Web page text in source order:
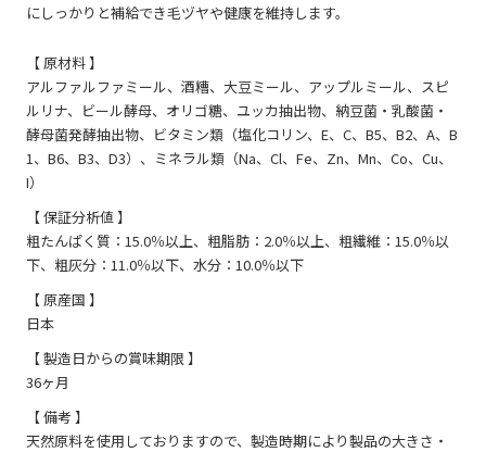
にしっかりと補給でき毛ヅヤや健康を維持します。
【 原材料 】
アルファルファミール、酒糟、大豆ミール、アップルミール、スピ
ルリナ、ビール酵母、オリゴ糖、ユッカ抽出物、納豆菌・乳酸菌・
酵母菌発酵抽出物、ビタミン類（塩化コリン、E、C、B5、B2、A、B
1、B6、B3、D3）、ミネラル類（Na、Cl、Fe、Zn、Mn、Co、Cu、
I）
【 保証分析値 】
粗たんぱく質：15.0％以上、粗脂肪：2.0％以上、粗繊維：15.0％以
下、粗灰分：11.0％以下、水分：10.0％以下
【 原産国 】
日本
【 製造日からの賞味期限 】
36ヶ月
【 備考 】
天然原料を使用しておりますので、製造時期により製品の大きさ・